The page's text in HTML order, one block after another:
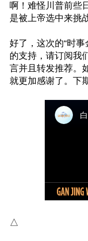
啊！难怪川普前些
是被上帝选中来挑
好了，这次的“时
的支持，请订阅我
言并且转发推荐。
就更加感谢了。下
△